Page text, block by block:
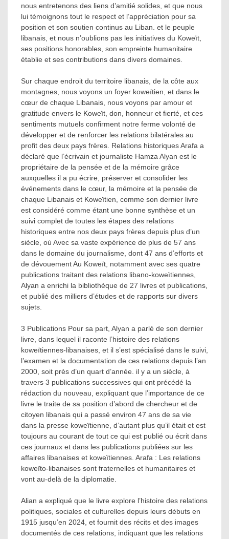
nous entretenons des liens d’amitié solides, et que nous
lui témoignons tout le respect et l’appréciation pour sa
position et son soutien continus au Liban. et le peuple
libanais, et nous n’oublions pas les initiatives du Koweït,
ses positions honorables, son empreinte humanitaire
établie et ses contributions dans divers domaines.
Sur chaque endroit du territoire libanais, de la côte aux
montagnes, nous voyons un foyer koweïtien, et dans le
cœur de chaque Libanais, nous voyons par amour et
gratitude envers le Koweït, don, honneur et fierté, et ces
sentiments mutuels confirment notre ferme volonté de
développer et de renforcer les relations bilatérales au
profit des deux pays frères. Relations historiques Arafa a
déclaré que l’écrivain et journaliste Hamza Alyan est le
propriétaire de la pensée et de la mémoire grâce
auxquelles il a pu écrire, préserver et consolider les
événements dans le cœur, la mémoire et la pensée de
chaque Libanais et Koweïtien, comme son dernier livre
est considéré comme étant une bonne synthèse et un
suivi complet de toutes les étapes des relations
historiques entre nos deux pays frères depuis plus d’un
siècle, où Avec sa vaste expérience de plus de 57 ans
dans le domaine du journalisme, dont 47 ans d’efforts et
de dévouement Au Koweït, notamment avec ses quatre
publications traitant des relations libano-koweïtiennes,
Alyan a enrichi la bibliothèque de 27 livres et publications,
et publié des milliers d’études et de rapports sur divers
sujets.
3 Publications Pour sa part, Alyan a parlé de son dernier
livre, dans lequel il raconte l’histoire des relations
koweïtiennes-libanaises, et il s’est spécialisé dans le suivi,
l’examen et la documentation de ces relations depuis l’an
2000, soit près d’un quart d’année. il y a un siècle, à
travers 3 publications successives qui ont précédé la
rédaction du nouveau, expliquant que l’importance de ce
livre le traite de sa position d’abord de chercheur et de
citoyen libanais qui a passé environ 47 ans de sa vie
dans la presse koweïtienne, d’autant plus qu’il était et est
toujours au courant de tout ce qui est publié ou écrit dans
ces journaux et dans les publications publiées sur les
affaires libanaises et koweïtiennes. Arafa : Les relations
koweïto-libanaises sont fraternelles et humanitaires et
vont au-delà de la diplomatie.
Alian a expliqué que le livre explore l’histoire des relations
politiques, sociales et culturelles depuis leurs débuts en
1915 jusqu’en 2024, et fournit des récits et des images
documentés de ces relations, indiquant que les relations